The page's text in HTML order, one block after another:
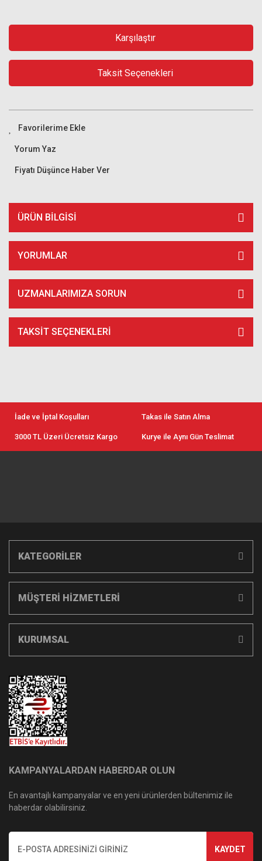
Karşılaştır
Taksit Seçenekleri
Yorum Yaz
Fiyatı Düşünce Haber Ver
ÜRÜN BILGISI
YORUMLAR
UZMANLARIMIZA SORUN
TAKSIT SEÇENEKLERI
İade ve İptal Koşulları Takas ile Satın Alma
3000 TL Üzeri Ücretsiz Kargo Kurye ile Aynı Gün Teslimat
KATEGORİLER
MÜŞTERİ HİZMETLERİ
KURUMSAL
KAMPANYALARDAN HABERDAR OLUN
En avantajlı kampanyalar ve en yeni ürünlerden bültenimiz ile
haberdar olabilirsiniz.
KAYDET